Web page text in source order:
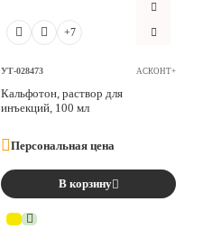
+7
УТ-028473 АСКОНТ+
Кальфотон, раствор для
инъекций, 100 мл
Персональная цена
В корзину